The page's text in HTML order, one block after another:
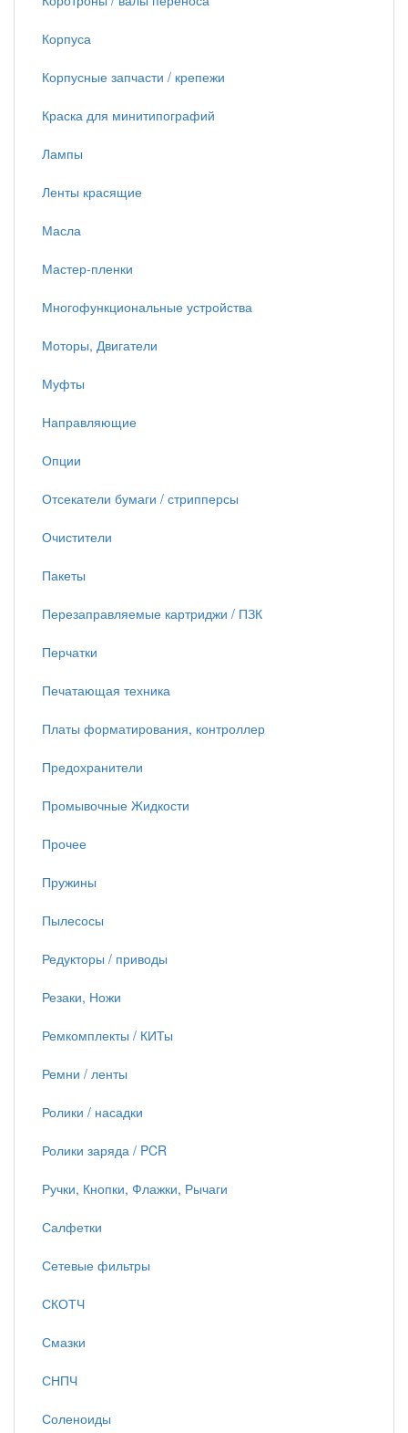
Корпуса
Корпусные запчасти / крепежи
Краска для минитипографий
Лампы
Ленты красящие
Масла
Мастер-пленки
Многофункциональные устройства
Моторы, Двигатели
Муфты
Направляющие
Опции
Отсекатели бумаги / стрипперсы
Очистители
Пакеты
Перезаправляемые картриджи / ПЗК
Перчатки
Печатающая техника
Платы форматирования, контроллер
Предохранители
Промывочные Жидкости
Прочее
Пружины
Пылесосы
Редукторы / приводы
Резаки, Ножи
Ремкомплекты / КИТы
Ремни / ленты
Ролики / насадки
Ролики заряда / PCR
Ручки, Кнопки, Флажки, Рычаги
Салфетки
Сетевые фильтры
СКОТЧ
Смазки
СНПЧ
Соленоиды